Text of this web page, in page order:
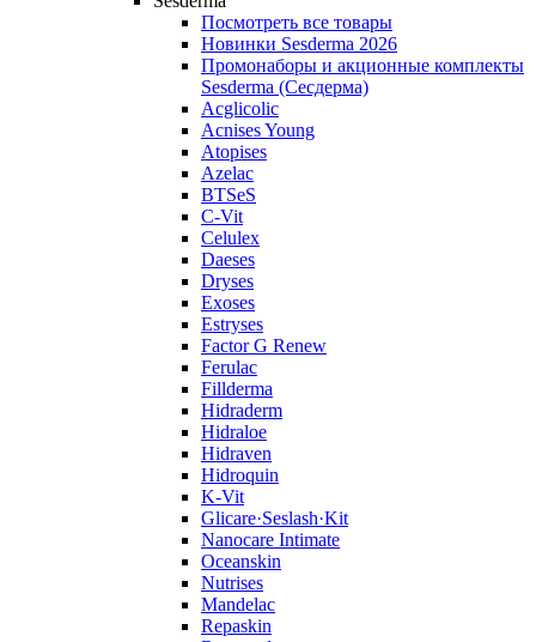
Посмотреть все товары
Новинки Sesderma 2026
Промонаборы и акционные комплекты
Sesderma (Сесдерма)
Acglicolic
Acnises Young
Atopises
Azelac
BTSeS
C‑Vit
Celulex
Daeses
Dryses
Exoses
Estryses
Factor G Renew
Ferulac
Fillderma
Hidraderm
Hidraloe
Hidraven
Hidroquin
K-Vit
Glicare·Seslash·Kit
Nanocare Intimate
Oceanskin
Nutrises
Mandelac
Repaskin